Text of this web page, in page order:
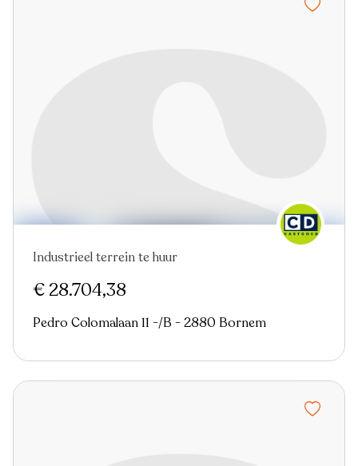
Virtual tour
Industrieel terrein te huur
€ 28.704,38
Pedro Colomalaan 11 -/B - 2880 Bornem